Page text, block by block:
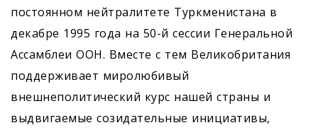
постоянном нейтралитете Туркменистана в
декабре 1995 года на 50-й сессии Генеральной
Ассамблеи ООН. Вместе с тем Великобритания
поддерживает миролюбивый
внешнеполитический курс нашей страны и
выдвигаемые созидательные инициативы,